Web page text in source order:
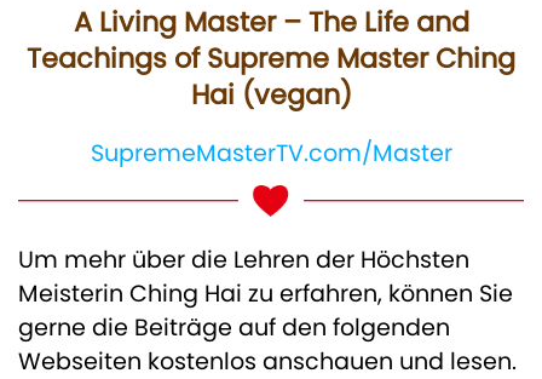
A Living Master – The Life and
Teachings of Supreme Master Ching
Hai (vegan)
SupremeMasterTV.com/Master
Um mehr über die Lehren der Höchsten
Meisterin Ching Hai zu erfahren, können Sie
gerne die Beiträge auf den folgenden
Webseiten kostenlos anschauen und lesen.